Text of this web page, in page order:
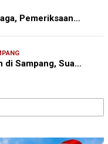
Pemeriksaan…
di Sampang, Sua…